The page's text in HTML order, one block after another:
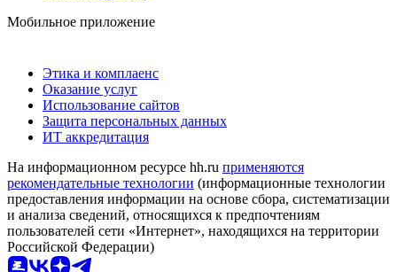
Мобильное приложение
Этика и комплаенс
Оказание услуг
Использование сайтов
Защита персональных данных
ИТ аккредитация
На информационном ресурсе hh.ru применяются
рекомендательные технологии (информационные технологии
предоставления информации на основе сбора, систематизации
и анализа сведений, относящихся к предпочтениям
пользователей сети «Интернет», находящихся на территории
Российской Федерации)